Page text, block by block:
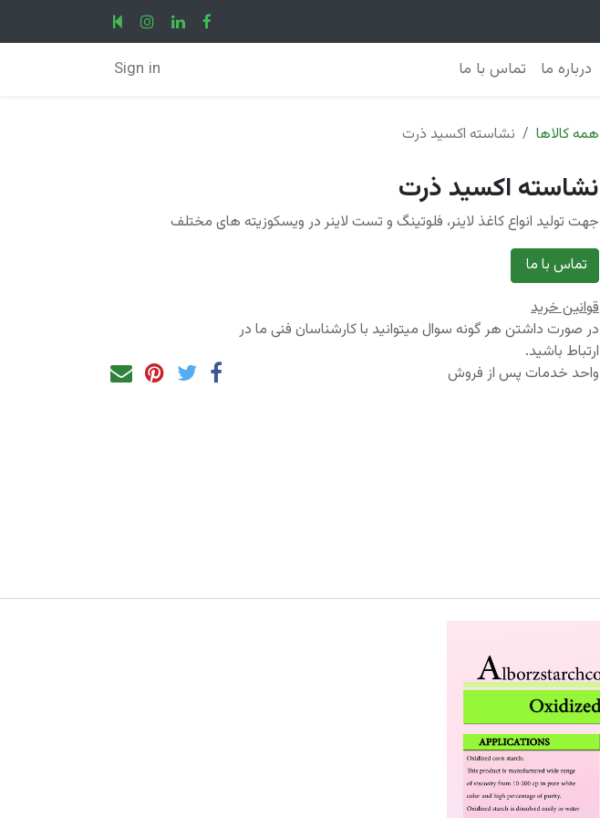
درباره ما تماس با ما Sign in
همه کالاها نشاسته اكسيد ذرت
نشاسته اكسيد ذرت
جهت تولید انواع کاغذ لاینر، فلوتینگ و تست لاینر در ویسکوزیته های مختلف
تماس با ما
قوانین خرید
در صورت داشتن هر گونه سوال میتوانید با کارشناسان فنی ما در
ارتباط باشید.
واحد خدمات پس از فروش